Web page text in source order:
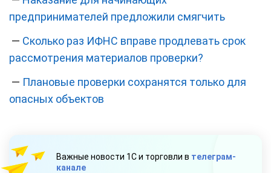
предпринимателей предложили смягчить
— Сколько раз ИФНС вправе продлевать срок
рассмотрения материалов проверки?
— Плановые проверки сохранятся только для
опасных объектов
Важные новости 1С и торговли в телеграм-
канале